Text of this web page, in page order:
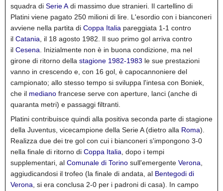
squadra di Serie A di massimo due stranieri. Il cartellino di
Platini viene pagato 250 milioni di lire. L'esordio con i bianconeri
avviene nella partita di Coppa Italia pareggiata 1-1 contro
il Catania, il 18 agosto 1982. Il suo primo gol arriva contro
il Cesena. Inizialmente non è in buona condizione, ma nel
girone di ritorno della stagione 1982-1983 le sue prestazioni
vanno in crescendo e, con 16 gol, è capocannoniere del
campionato; allo stesso tempo si sviluppa l'intesa con Boniek,
che il mediano francese serve con aperture, lanci (anche di
quaranta metri) e passaggi filtranti.
Platini contribuisce quindi alla positiva seconda parte di stagione
della Juventus, vicecampione della Serie A (dietro alla Roma).
Realizza due dei tre gol con cui i bianconeri s'impongono 3-0
nella finale di ritorno di Coppa Italia, dopo i tempi
supplementari, al Comunale di Torino sull'emergente Verona,
aggiudicandosi il trofeo (la finale di andata, al Bentegodi di
Verona, si era conclusa 2-0 per i padroni di casa). In campo